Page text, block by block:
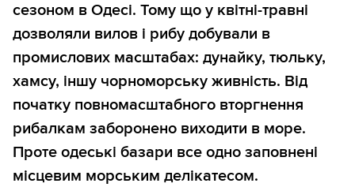
сезоном в Одесі. Тому що у квітні-травні
дозволяли вилов і рибу добували в
промислових масштабах: дунайку, тюльку,
хамсу, іншу чорноморську живність. Від
початку повномасштабного вторгнення
рибалкам заборонено виходити в море.
Проте одеські базари все одно заповнені
місцевим морським делікатесом.